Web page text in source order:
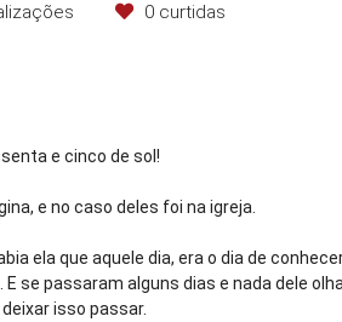
0 curtidas
e cinco de sol!
e no caso deles foi na igreja.
ela que aquele dia, era o dia de
se passaram alguns dias e nada dele
isso passar.